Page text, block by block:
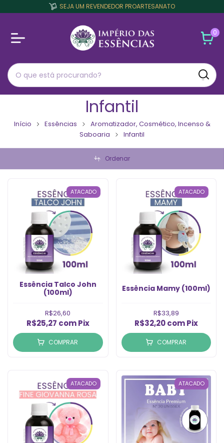
SEJA UM REVENDEDOR PROARTESANATO
0
Infantil
Início Essências
Aromatizador, Cosmético, Incenso &
Saboaria
Infantil
Ordenar
ATACADO
Essência Talco John
(100ml)
R$26,60
R$25,27 com Pix
COMPRAR
ATACADO
Essência Mamy (100ml)
R$33,89
R$32,20com Pix
COMPRAR
ATACADO ATACADO